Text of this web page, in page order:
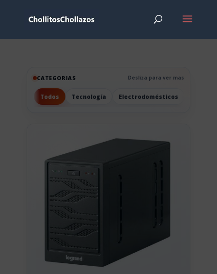
CATEGORIAS Desliza para ver mas
Todos Tecnología Electrodomésticos